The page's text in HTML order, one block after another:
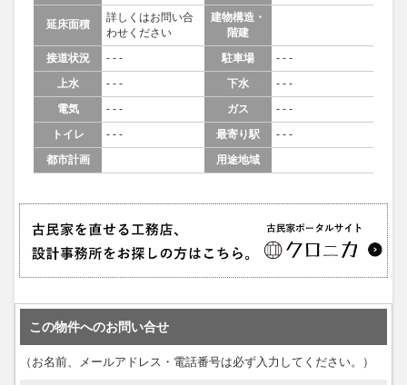
延床面積
詳しくはお問い合
わせください
建物構造・
階建
接道状況
- - - 駐車場
- - -
上水
- - - 下水
- - -
電気
- - - ガス
- - -
トイレ
- - - 最寄り駅
- - -
都市計画
用途地域
この物件へのお問い合せ
（お名前、メールアドレス・電話番号は必ず入力してください。）